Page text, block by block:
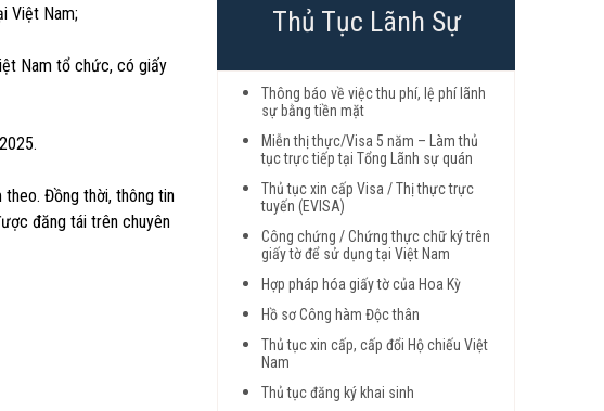
Việt Nam;
Nam tổ chức, có giấy
Đồng thời, thông tin
đăng tái trên chuyên
Thủ Tục Lãnh Sự
Thông báo về việc thu phí, lệ phí lãnh
sự bằng tiền mặt
Miễn thị thực/Visa 5 năm – Làm thủ
tục trực tiếp tại Tổng Lãnh sự quán
Thủ tục xin cấp Visa / Thị thực trực
tuyến (EVISA)
Công chứng / Chứng thực chữ ký trên
giấy tờ để sử dụng tại Việt Nam
Hợp pháp hóa giấy tờ của Hoa Kỳ
Hồ sơ Công hàm Độc thân
Thủ tục xin cấp, cấp đổi Hộ chiếu Việt
Nam
Thủ tục đăng ký khai sinh